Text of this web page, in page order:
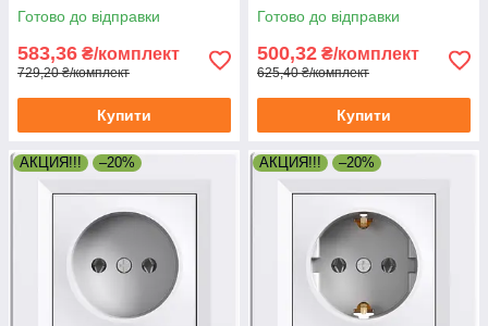
Готово до відправки
583,36 ₴/комплект
729,20 ₴/комплект
Купити
Готово до відправки
500,32 ₴/комплект
625,40 ₴/комплект
Купити
АКЦИЯ!!! –20% АКЦИЯ!!! –20%